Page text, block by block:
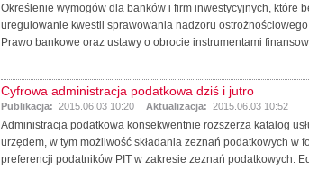
Określenie wymogów dla banków i firm inwestycyjnych, które
uregulowanie kwestii sprawowania nadzoru
Prawo bankowe oraz ustawy o obrocie instrumentami
Cyfrowa administracja podatkowa dziś i jutro
Publikacja: 2015.06.03 10:20 Aktualizacja: 2015.06.03 10:52
Administracja podatkowa konsekwentnie rozszerza katalog
urzędem, w tym możliwość składania zeznań podatkowych w
preferencji podatników PIT w zakresie zeznań podatkowych.